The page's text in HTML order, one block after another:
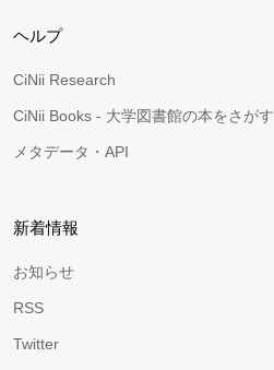
ヘルプ
CiNii Research
CiNii Books - 大学図書館の本をさがす
メタデータ・API
新着情報
お知らせ
RSS
Twitter